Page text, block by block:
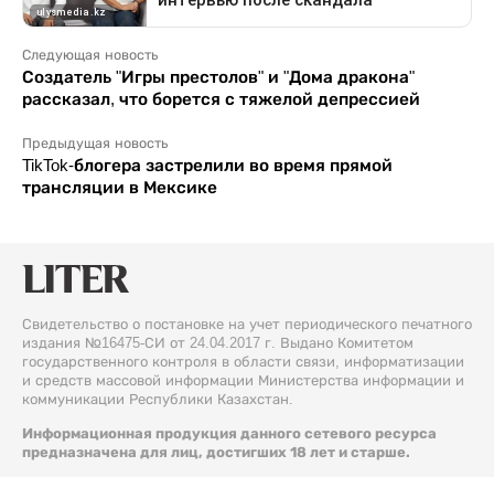
Следующая новость
Создатель "Игры престолов" и "Дома дракона"
рассказал, что борется с тяжелой депрессией
Предыдущая новость
TikTok-блогера застрелили во время прямой
трансляции в Мексике
Свидетельство о постановке на учет периодического печатного
издания №16475-СИ от 24.04.2017 г. Выдано Комитетом
государственного контроля в области связи, информатизации
и средств массовой информации Министерства информации и
коммуникации Республики Казахстан.
Информационная продукция данного сетевого ресурса
предназначена для лиц, достигших 18 лет и старше.